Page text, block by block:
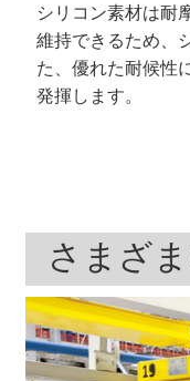
シリコン素材は耐
維持できるため、
た、優れた耐候性
発揮します。
さまざ